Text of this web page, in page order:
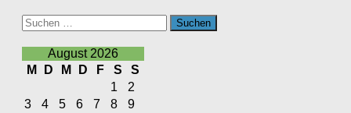
Suchen
nach:
August 2026
M
D M D F S
S
1
2
3
4 5 6 7 8
9